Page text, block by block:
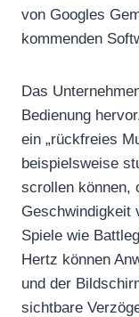
von Googles
kommenden
Das
Bedienung
ein „rückfreies
beispielsweise
scrollen können,
Geschwindigkeit
Spiele wie
Hertz können
und der
sichtbare